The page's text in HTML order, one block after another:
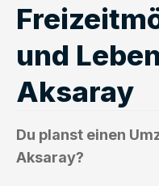
und
Aksaray
Du planst einen
Aksaray?